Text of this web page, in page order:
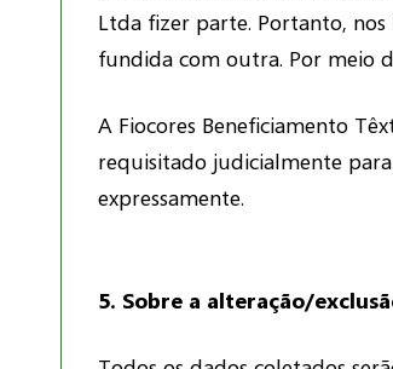
Ltda fizer parte. Portanto, nos
fundida com outra. Por meio
A Fiocores Beneficiamento
requisitado judicialmente
expressamente.
5. Sobre a alteração/